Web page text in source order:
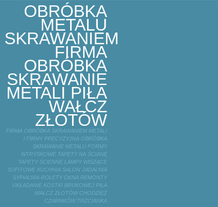
OBRÓBKA
METALU
SKRAWANIEM
FIRMA
OBRÓBKA
SKRAWANIE
METALI PIŁA
WAŁCZ
ZŁOTÓW
FIRMA OBRÓBKA SKRAWANIEM METALI
I FIRMY PRECYZYJNA OBRÓBKA
SKRAWANIE METALU FORMY
WTRYSKOWE TAPETY NA ŚCIANĘ
TAPETY ŚCIENNE LAMPY WISZĄCE
SUFITOWE KUCHNIA SALON JADALNIA
SYPIALNIA ROLETY OKNA REMONTY
UKŁADANIE KOSTKI BRUKOWEJ PIŁA
WAŁCZ ZŁOTÓW CHODZIEŻ
CZARNKÓW TRZCIANKA